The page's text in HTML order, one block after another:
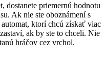
dostanete priemernú hodnotu
Ak nie ste oboznámení s
ktorí chcú získať viac
ak by ste to chceli. Nie
hráčov cez vrchol.